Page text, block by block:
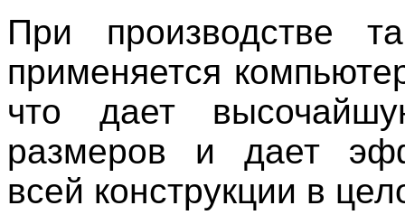
При производстве
применяется
что дает
размеров и дает
всей конструкции в